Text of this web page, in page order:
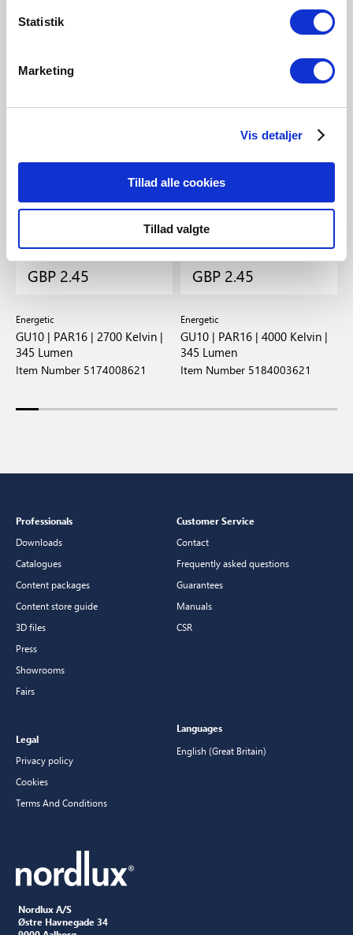
Statistik
Marketing
Vis detaljer
Tillad alle cookies
Tillad valgte
Related Products
GBP 2.45
Energetic
GU10 | PAR16 | 2700 Kelvin |
345 Lumen
Item Number 5174008621
GBP 2.45
Energetic
GU10 | PAR16 | 4000 Kelvin |
345 Lumen
Item Number 5184003621
Nordlux A/S
Østre Havnegade 34
Professionals
Downloads
Catalogues
Content packages
Content store guide
3D files
Press
Showrooms
Fairs
Customer Service
Contact
Frequently asked questions
Guarantees
Manuals
CSR
Legal
Privacy policy
Cookies
Terms And Conditions
Languages
English (Great Britain)